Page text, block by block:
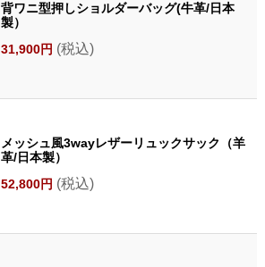
背ワニ型押しショルダーバッグ(牛革/日本
製）
31,900円 (税込)
メッシュ風3wayレザーリュックサック（羊
革/日本製）
52,800円 (税込)